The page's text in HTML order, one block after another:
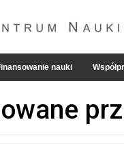
nauki